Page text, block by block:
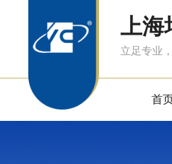
上海
立足专业
首